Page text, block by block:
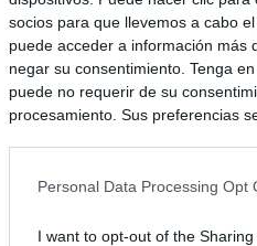
socios para que llevemos a cabo
puede acceder a información más
negar su consentimiento. Tenga
puede no requerir de su
procesamiento. Sus preferencias
Personal Data Processing Opt
I want to opt-out of the